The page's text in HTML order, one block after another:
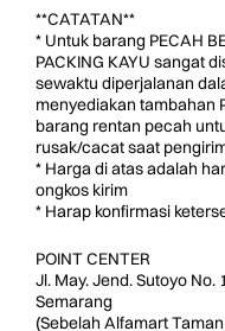
**CATATAN**
* Untuk barang PECAH
PACKING KAYU sangat
sewaktu diperjalanan
menyediakan tambahan
barang rentan pecah
rusak/cacat saat
* Harga di atas adalah
ongkos kirim
* Harap konfirmasi
POINT CENTER
Jl. May. Jend. Sutoyo
Semarang
(Sebelah Alfamart